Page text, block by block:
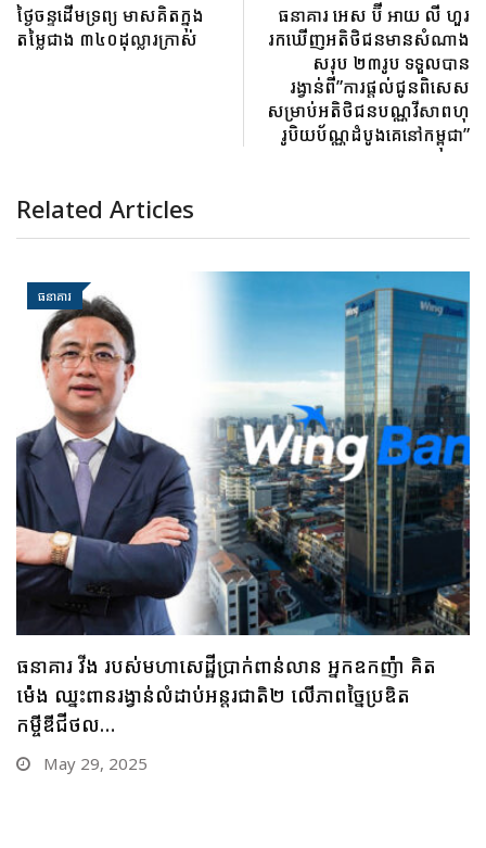
ថ្ងៃចន្ទដើមទ្រព្យ មាសគិតក្នុង
តម្លៃជាង ៣៤០ដុល្លារក្រាស់
ធនាគារ អេស ប៊ី អាយ លី ហួរ
រកឃើញអតិថិជនមានសំណាង
សរុប ២៣រូប ទទួលបាន
រង្វាន់ពី”ការផ្តល់ជូនពិសេស
សម្រាប់អតិថិជនបណ្ណវីសាពហុ
រូបិយប័ណ្ណដំបូងគេនៅកម្ពុជា”
Related Articles
ធនាគារ
ធនាគារ ប្រៃសណីយ៍កម្ពុជា និងក្រុមហ៊ុន អាយជី អាណា
ចក្រថិក ចុះកិច្ចព្រមព្រៀងភាពជាដៃគូយុទ្ធសាស្ត្រផ្នែកបច្ចេកវិទ្យា
May 28, 2025